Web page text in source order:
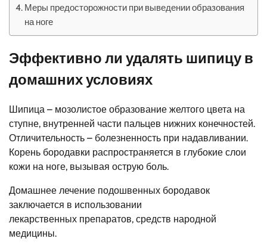
Меры предосторожности при выведении образования
на ноге
Эффективно ли удалять шипицу в
домашних условиях
Шипица – мозолистое образование желтого цвета на
ступне, внутренней части пальцев нижних конечностей.
Отличительность – болезненность при надавливании.
Корень бородавки распространяется в глубокие слои
кожи на ноге, вызывая острую боль.
Домашнее лечение подошвенных бородавок
заключается в использовании
лекарственных препаратов, средств народной
медицины.